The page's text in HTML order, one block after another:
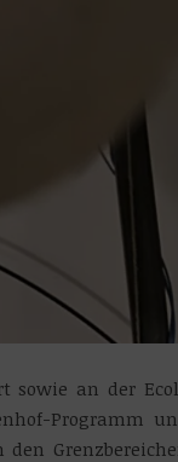
sowie an der
Programm